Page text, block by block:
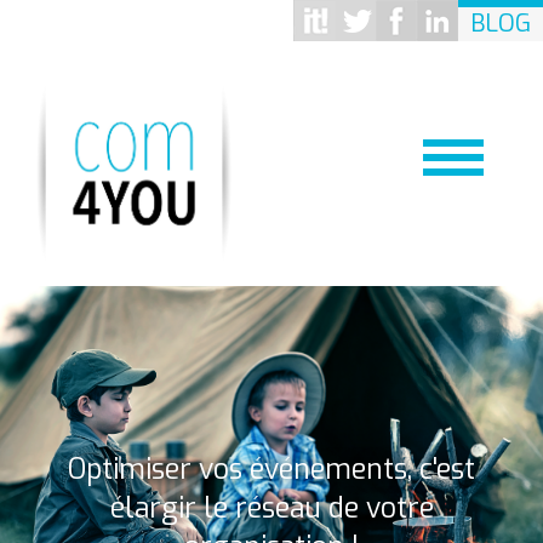
BLOG
Optimiser vos événements, c'est
élargir le réseau de votre